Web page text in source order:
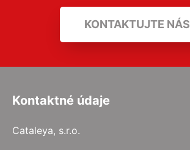
KONTAKTUJTE NÁS
Kontaktné údaje
Cataleya, s.r.o.